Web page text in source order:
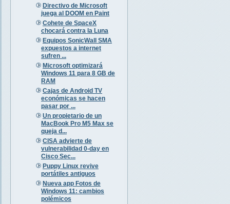
Directivo de Microsoft
juega al DOOM en Paint
Cohete de SpaceX
chocará contra la Luna
Equipos SonicWall SMA
expuestos a internet
sufren ...
Microsoft optimizará
Windows 11 para 8 GB de
RAM
Cajas de Android TV
económicas se hacen
pasar por ...
Un propietario de un
MacBook Pro M5 Max se
queja d...
CISA advierte de
vulnerabilidad 0-day en
Cisco Sec...
Puppy Linux revive
portátiles antiguos
Nueva app Fotos de
Windows 11: cambios
polémicos